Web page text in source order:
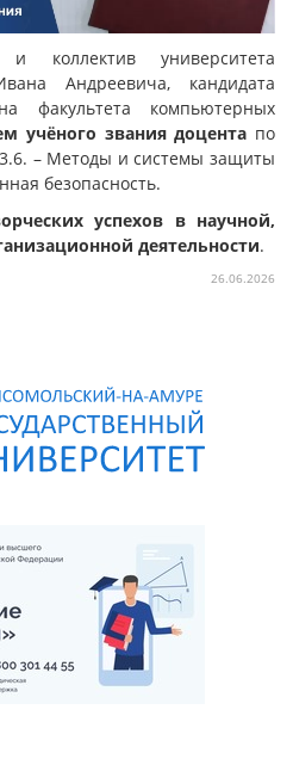
коллектив университета
Андреевича, кандидата
факультета компьютерных
учёного звания доцента по
– Методы и системы защиты
безопасность.
успехов в научной,
деятельности.
26.06.2026